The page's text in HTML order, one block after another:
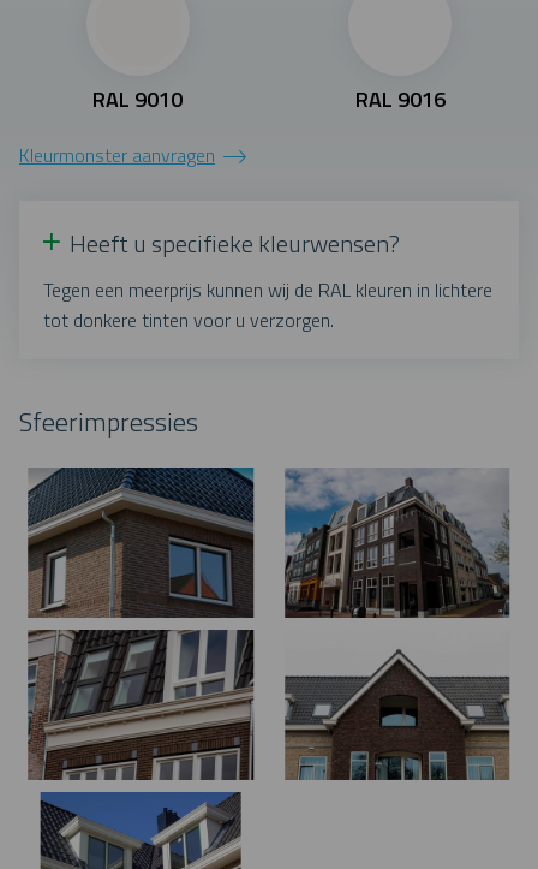
RAL 9010 RAL 9016
Kleurmonster aanvragen
Heeft u specifieke kleurwensen?
Tegen een meerprijs kunnen wij de RAL kleuren in lichtere
tot donkere tinten voor u verzorgen.
Sfeerimpressies